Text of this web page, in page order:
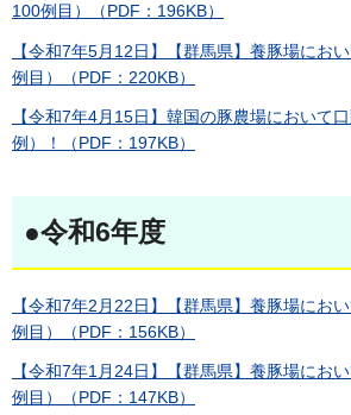
100例目）（PDF：196KB）
【令和7年5月12日】【群馬県】養豚場にお
例目）（PDF：220KB）
【令和7年4月15日】韓国の豚農場において
例）！（PDF：197KB）
●令和6年度
【令和7年2月22日】【群馬県】養豚場にお
例目）（PDF：156KB）
【令和7年1月24日】【群馬県】養豚場にお
例目）（PDF：147KB）